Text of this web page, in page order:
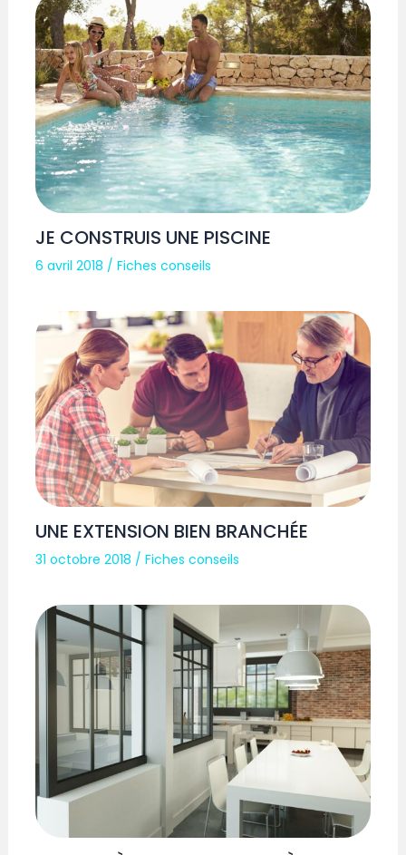
JE CONSTRUIS UNE PISCINE
6 avril 2018 /Fiches conseils
UNE EXTENSION BIEN BRANCHÉE
31 octobre 2018 /Fiches conseils